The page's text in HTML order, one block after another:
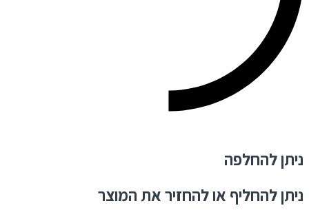
ניתן להחלפה
ניתן להחליף או להחזיר את המוצר